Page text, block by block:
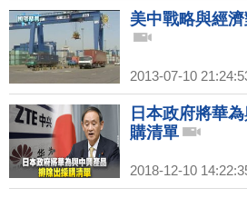
美中戰略與經
2013-07-10
日本政府將華
購清單
2018-12-10